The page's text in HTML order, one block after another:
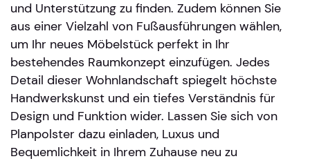
und Unterstützung zu finden. Zudem können Sie
aus einer Vielzahl von Fußausführungen wählen,
um Ihr neues Möbelstück perfekt in Ihr
bestehendes Raumkonzept einzufügen. Jedes
Detail dieser Wohnlandschaft spiegelt höchste
Handwerkskunst und ein tiefes Verständnis für
Design und Funktion wider. Lassen Sie sich von
Planpolster dazu einladen, Luxus und
Bequemlichkeit in Ihrem Zuhause neu zu